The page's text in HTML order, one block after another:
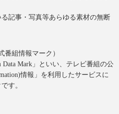
記事・写真等あらゆる素材の無断
番組情報マーク）
Mark」といい、テレビ番組の公
情報」を利用したサービスに
す。